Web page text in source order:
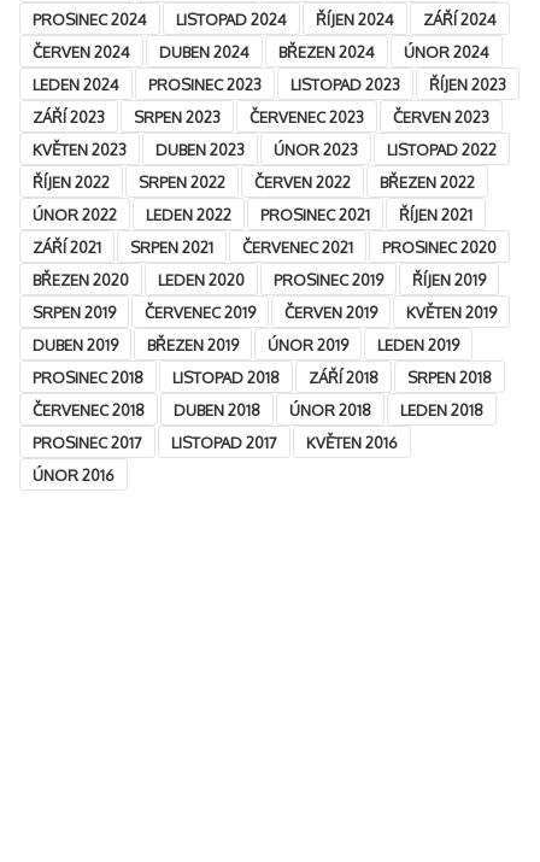
PROSINEC 2024
LISTOPAD 2024 ŘÍJEN 2024
ZÁŘÍ 2024
ČERVEN 2024
DUBEN 2024 BŘEZEN 2024
ÚNOR 2024
LEDEN 2024
PROSINEC 2023 LISTOPAD 2023
ŘÍJEN 2023
ZÁŘÍ 2023
SRPEN 2023 ČERVENEC 2023
ČERVEN 2023
KVĚTEN 2023
DUBEN 2023 ÚNOR 2023
LISTOPAD 2022
ŘÍJEN 2022
SRPEN 2022 ČERVEN 2022
BŘEZEN 2022
ÚNOR 2022
LEDEN 2022 PROSINEC 2021
ŘÍJEN 2021
ZÁŘÍ 2021
SRPEN 2021 ČERVENEC 2021
PROSINEC 2020
BŘEZEN 2020
LEDEN 2020 PROSINEC 2019
ŘÍJEN 2019
SRPEN 2019
ČERVENEC 2019 ČERVEN 2019
KVĚTEN 2019
DUBEN 2019
BŘEZEN 2019 ÚNOR 2019
LEDEN 2019
PROSINEC 2018
LISTOPAD 2018 ZÁŘÍ 2018
SRPEN 2018
ČERVENEC 2018
DUBEN 2018 ÚNOR 2018
LEDEN 2018
PROSINEC 2017
LISTOPAD 2017
KVĚTEN 2016
ÚNOR 2016